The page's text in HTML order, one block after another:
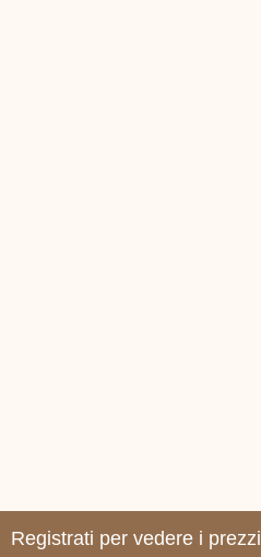
Registrati per vedere i prezzi